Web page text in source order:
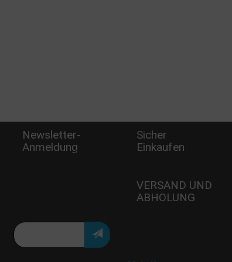
Newsletter-
Anmeldung
Verpasse keine Rabatt-
Sicher
Einkaufen
VERSAND UND
ABHOLUNG
Versand mit DHL